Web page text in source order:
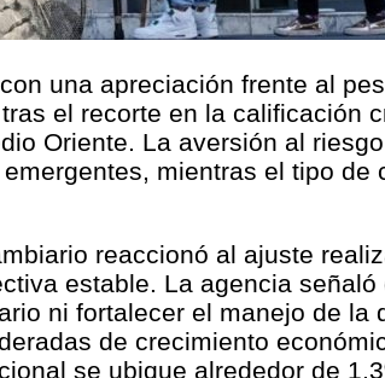
una apreciación frente al
el recorte en la calificación
Oriente. La aversión al
mientras el tipo de
reaccionó al ajuste
estable. La agencia
ni fortalecer el manejo de la
de crecimiento
se ubique alrededor de